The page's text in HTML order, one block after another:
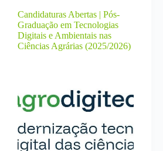
Candidaturas Abertas | Pós-
Graduação em Tecnologias
Digitais e Ambientais nas
Ciências Agrárias (2025/2026)